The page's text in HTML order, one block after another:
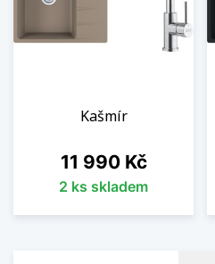
Kašmír
Cena
11 990 Kč
2 ks skladem